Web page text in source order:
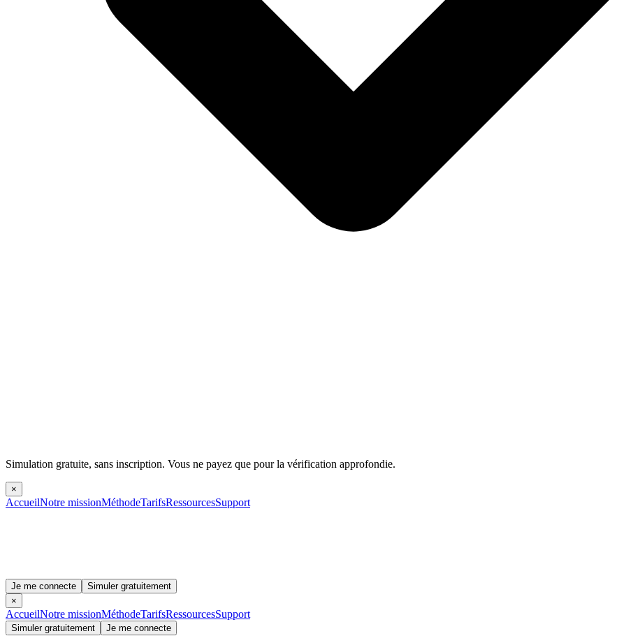
Simulation gratuite, sans inscription. Vous ne payez que pour la vérification approfondie.
×
AccueilNotre missionMéthodeTarifsRessourcesSupport
Je me connecte
Simuler gratuitement
×
AccueilNotre missionMéthodeTarifsRessourcesSupport
Simuler gratuitement Je me connecte